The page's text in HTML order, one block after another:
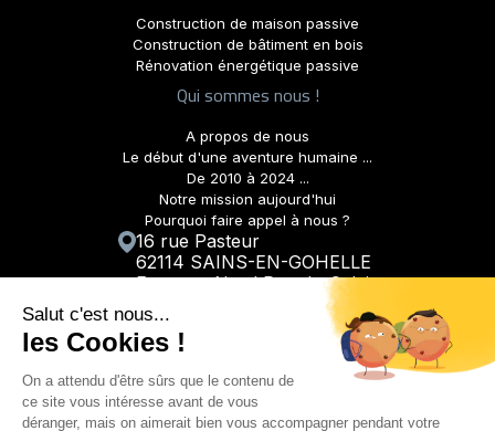
Construction de maison passive
Construction de bâtiment en bois
Rénovation énergétique passive
Qui sommes nous !
A propos de nous
Le début d'une aventure humaine ...
De 2010 à 2024 ...
Notre mission aujourd'hui
Pourquoi faire appel à nous ?
16 rue Pasteur
62114 SAINS-EN-GOHELLE
France - Nord Pas-de-Calais
03 21 72 94 37
Entreprise de construction de maisons passives,